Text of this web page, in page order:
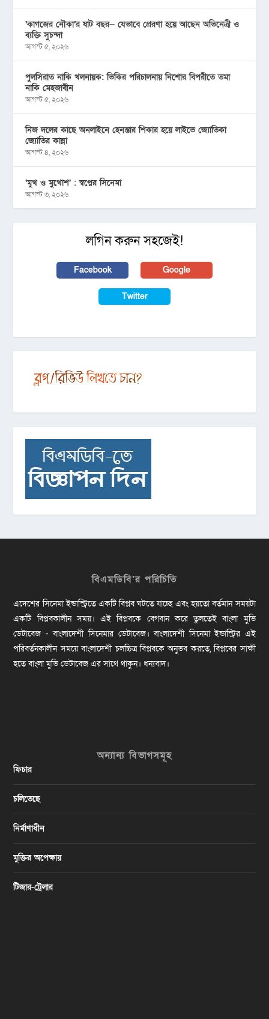
‘কাগজের নৌকা’র ষাট বছর— যেভাবে প্রেরণা হয়ে আছেন অভিনেত্রী ও
ব্যক্তি সুচন্দা
আগস্ট ৫, ২০২৬
পুলসিরাত নাকি খলনায়ক: ভিকির পরিচালনায় নিশোর বিপরীতে তমা
নাকি মেহজাবীন
আগস্ট ৫, ২০২৬
নিজ দলের কাছে অনলাইনে হেনস্তার শিকার হয়ে লাইভে জ্যোতিকা
জ্যোতির কান্না
আগস্ট ৪, ২০২৬
‘মুখ ও মু্খোশ’ : স্বপ্নের সিনেমা
আগস্ট ৩, ২০২৬
লগিন করুন সহজেই!
Facebook Google
Twitter
বিএমডিবি’র পরিচিতি
এদেশের সিনেমা ইন্ডাস্ট্রিতে একটি বিপ্লব ঘটতে যাচ্ছে এবং হয়তো বর্তমান সময়টা
একটি বিপ্লবকালীন সময়। এই বিপ্লবকে বেগবান করে তুলতেই বাংলা মুভি
ডেটাবেজ - বাংলাদেশী সিনেমার ডেটাবেজ। বাংলাদেশী সিনেমা ইন্ডাস্ট্রির এই
পরিবর্তনকালীন সময়ে বাংলাদেশী চলচ্চিত্র বিপ্লবকে অনুভব করতে, বিপ্লবের সাক্ষী
হতে বাংলা মুভি ডেটাবেজ এর সাথে থাকুন। ধন্যবাদ।
অন্যান্য বিভাগসমূহ
ফিচার
চলিতেছে
নির্মাণাধীন
মুক্তির অপেক্ষায়
টিজার-ট্রেলার